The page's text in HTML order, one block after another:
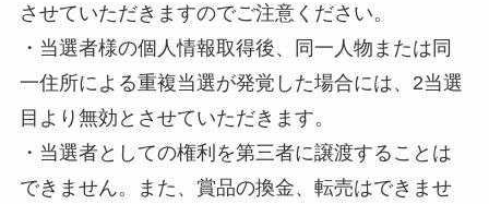
させていただきますのでご注意ください。
・当選者様の個人情報取得後、同一人物または同
一住所による重複当選が発覚した場合には、2当選
目より無効とさせていただきます。
・当選者としての権利を第三者に譲渡することは
できません。また、賞品の換金、転売はできませ